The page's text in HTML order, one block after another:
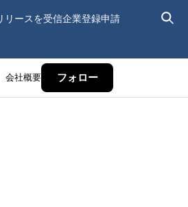
リースを受信企業登録申請
会社概要 フォロー